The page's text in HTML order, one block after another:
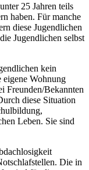
25 Jahren teils
haben. Für manche
diese Jugendlichen
Jugendlichen selbst
kein
Wohnung
Freunden/Bekannten
diese Situation
Leben. Sie sind
Die in